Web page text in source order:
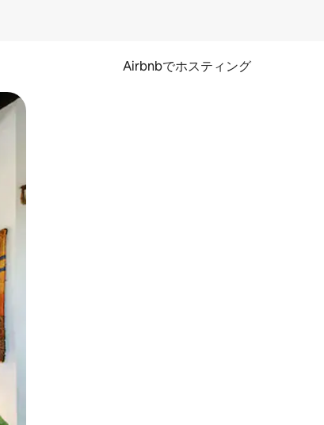
Airbnbでホスティング
す。